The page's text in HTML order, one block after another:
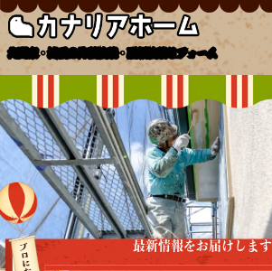
北関東・埼玉の外壁塗装・屋根塗装リフォーム
最新情報をお届けします